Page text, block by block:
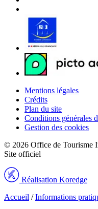
Mentions légales
Crédits
Plan du site
Conditions générales
Gestion des cookies
© 2026 Office de Tourisme
Site officiel
Réalisation Koredge
Accueil /Informations